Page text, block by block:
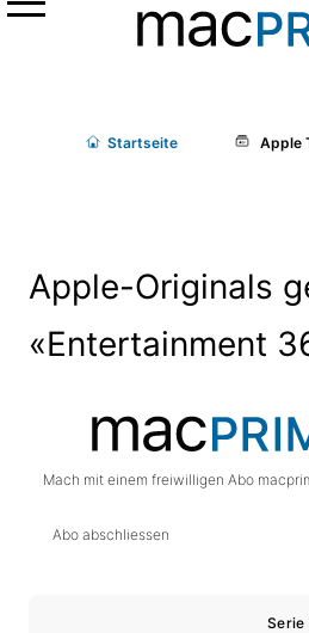
Menü
Startseite Apple
Apple-Originals
«Entertainment
Mach mit einem freiwilligen Abo
Abo abschliessen
Serie